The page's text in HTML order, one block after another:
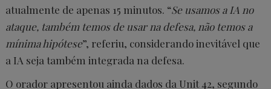
atualmente de apenas 15 minutos. “Se usamos a IA no
ataque, também temos de usar na defesa, não temos a
mínima hipótese”, referiu, considerando inevitável que
a IA seja também integrada na defesa.
O orador apresentou ainda dados da Unit 42, segundo